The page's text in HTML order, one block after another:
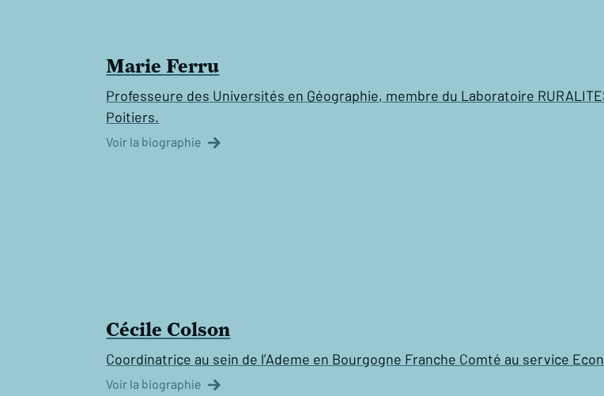
Marie Ferru
Professeure des Universités en Géographie, membre du Laboratoire
Poitiers.
Voir la biographie
Cécile Colson
Coordinatrice au sein de l’Ademe en Bourgogne Franche Comté au service
Voir la biographie